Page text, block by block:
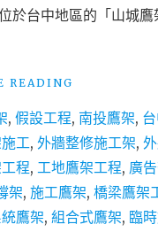
於台中地區的「山城
READING
鷹
架
工、
彰
化
, 假設工程, 南投鷹架,
工, 外牆整修施工架,
程, 工地鷹架工程, 廣
架, 施工鷹架, 橋梁鷹架
鷹架, 組合式鷹架, 臨